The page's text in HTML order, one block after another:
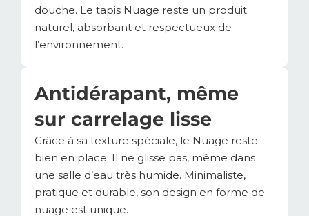
douche. Le tapis Nuage reste un produit
naturel, absorbant et respectueux de
l’environnement.
Antidérapant, même
sur carrelage lisse
Grâce à sa texture spéciale, le Nuage reste
bien en place. Il ne glisse pas, même dans
une salle d’eau très humide. Minimaliste,
pratique et durable, son design en forme de
nuage est unique.